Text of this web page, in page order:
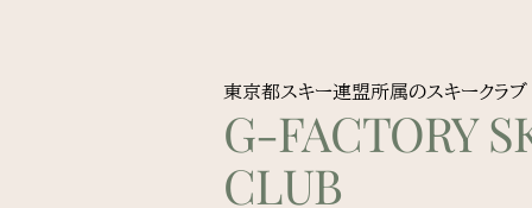
東京都スキー連盟所属のスキークラブ
G-FACTORY
CLUB